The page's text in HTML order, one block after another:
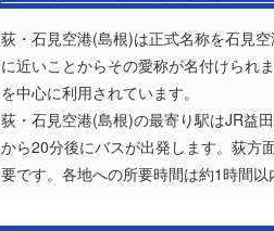
荻・石見空港(島根)は正式名称を石見
に近いことからその愛称が名付けられ
を中心に利用されています。
荻・石見空港(島根)の最寄り駅はJR益
から20分後にバスが出発します。荻方
要です。各地への所要時間は約1時間以